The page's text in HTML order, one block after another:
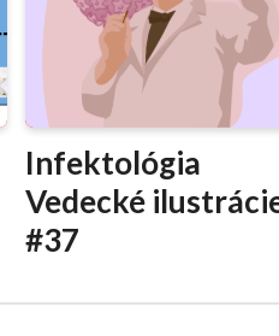
Infektológia
Vedecké
#37